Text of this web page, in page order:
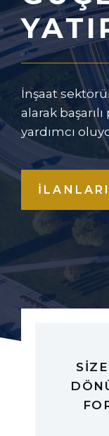
İnşaat
alarak
yardımcı